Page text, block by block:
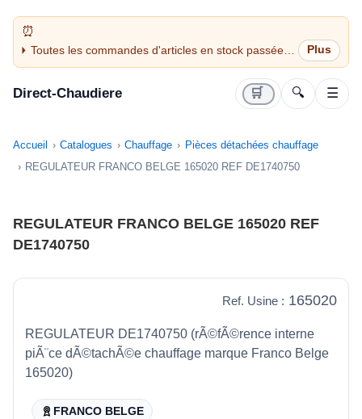
Toutes les commandes d'articles en stock passées
avant 14H sont expédiées le jour même (jours
Direct-Chaudiere 🛒 🔍 ☰
Accueil Catalogues Chauffage
Pièces détachées chauffage
REGULATEUR FRANCO BELGE 165020 REF DE1740750
REGULATEUR FRANCO BELGE 165020 REF
DE1740750
Ref. Usine : 165020
REGULATEUR DE1740750 (rÃ©fÃ©rence interne
piÃ¨ce dÃ©tachÃ©e chauffage marque Franco Belge
165020)
FRANCO BELGE